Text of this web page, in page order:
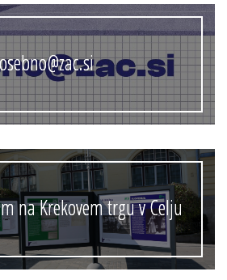
na Krekovem trgu v Celju